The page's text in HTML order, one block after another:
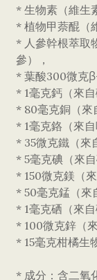
* 生物素（維生
* 植物甲萘醌（
* 人參幹根萃取
參），
* 葉酸300微克
* 1毫克鈣（來自
* 80毫克銅（來
* 1毫克鉻（來自
* 35微克鐵（來
* 5毫克碘（來自
* 150微克鎂（來
* 50毫克錳（來
* 1毫克硒（來自
* 100微克鋅（
* 15毫克柑橘生
* 成分：含二氧